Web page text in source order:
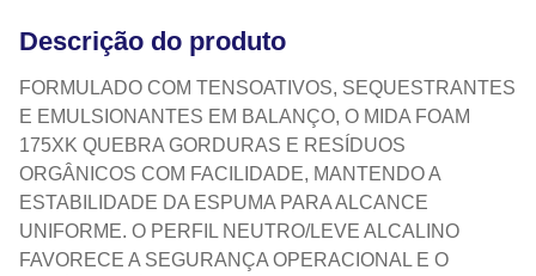
Descrição do produto
FORMULADO COM TENSOATIVOS, SEQUESTRANTES
E EMULSIONANTES EM BALANÇO, O MIDA FOAM
175XK QUEBRA GORDURAS E RESÍDUOS
ORGÂNICOS COM FACILIDADE, MANTENDO A
ESTABILIDADE DA ESPUMA PARA ALCANCE
UNIFORME. O PERFIL NEUTRO/LEVE ALCALINO
FAVORECE A SEGURANÇA OPERACIONAL E O